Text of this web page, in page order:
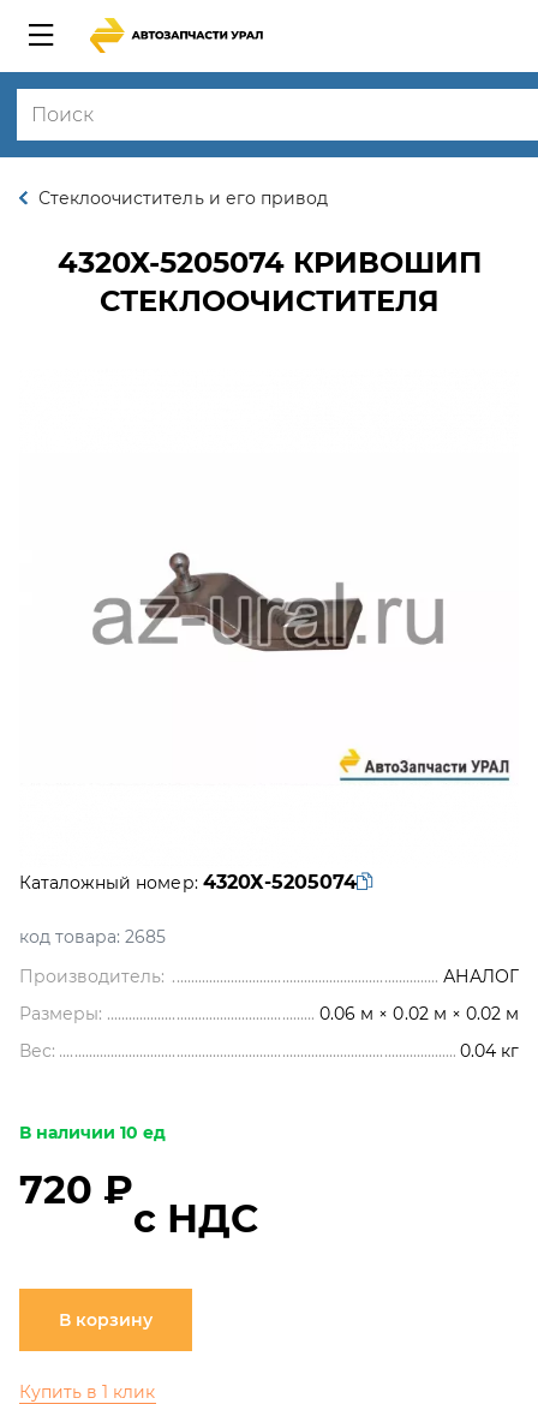
Стеклоочиститель и его привод
4320Х-5205074КРИВОШИП
СТЕКЛООЧИСТИТЕЛЯ
Каталожный номер: 4320Х-5205074
код товара: 2685
Производитель:
АНАЛОГ
Размеры:
0.06 м × 0.02 м × 0.02 м
Вес:
0.04 кг
В наличии 10 ед
720 ₽
с НДС
В корзину
Купить в 1 клик